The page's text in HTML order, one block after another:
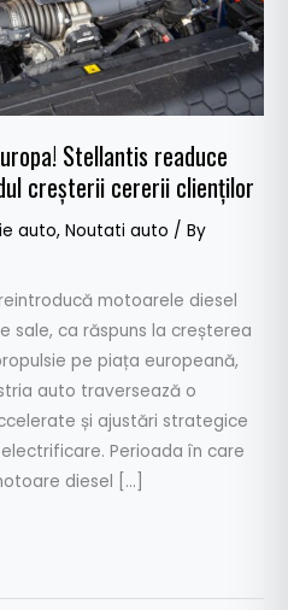
Stellantis readuce
creșterii cererii clienților
auto, Noutati auto / By
motoarele diesel
sale, ca răspuns la creșterea
pe piața europeană,
auto traversează o
și ajustări strategice
Perioada în care
diesel […]